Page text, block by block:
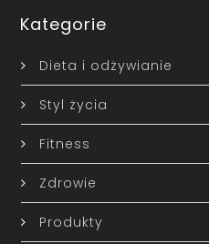
Kategorie
Dieta i odżywianie
Styl życia
Fitness
Zdrowie
Produkty